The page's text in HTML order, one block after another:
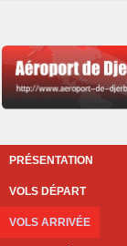
PRÉSENTATION
VOLS DÉPART
VOLS ARRIVÉE